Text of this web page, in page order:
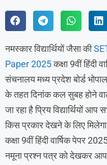
नमस्कार विद्यार्थियों जैसा की
Paper 2025कक्षा 9वीं हिंदी
संचनालय मध्य प्रदेश बोर्ड भोपाल
के तहत दिनांक कल सुबह होने
जा रहा है प्रिय विद्यार्थियों
किस प्रकार देखने के लिए
कक्षा 9वीं हिंदी वार्षिक पेपर
नमूना प्रश्न पत्र को देखकर आप